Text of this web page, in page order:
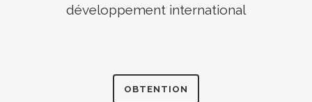
développement international
OBTENTION